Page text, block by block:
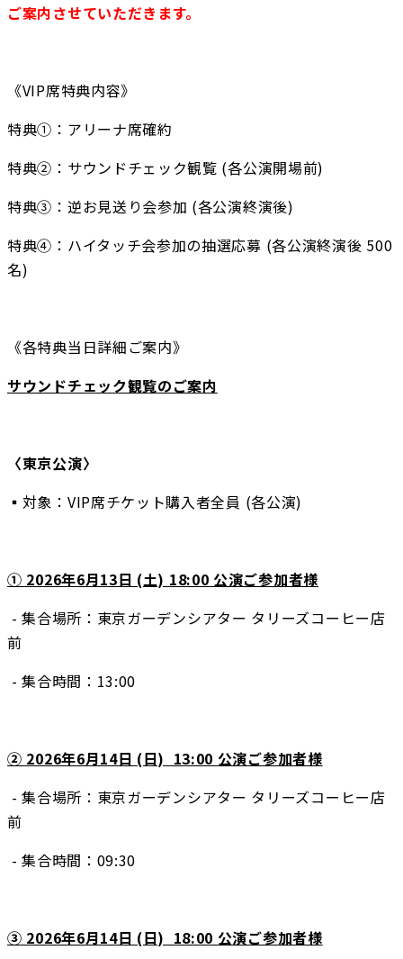
ご案内させていただきます。
《VIP席特典内容》
特典①：アリーナ席確約
特典②：サウンドチェック観覧 (各公演開場前)
特典③：逆お見送り会参加 (各公演終演後)
特典④：ハイタッチ会参加の抽選応募 (各公演終演後 500
名)
《各特典当日詳細ご案内》
サウンドチェック観覧のご案内
〈東京公演〉
▪️対象：VIP席チケット購入者全員 (各公演)
① 2026年6月13日 (土) 18:00 公演ご参加者様
前
- 集合時間：13:00
② 2026年6月14日 (日)  13:00 公演ご参加者様
前
- 集合時間：09:30
③ 2026年6月14日 (日)  18:00 公演ご参加者様